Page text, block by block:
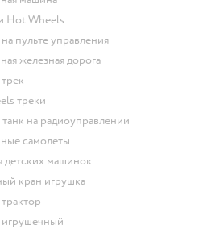
Hot Wheels
пульте управления
железная дорога
трек
треки
танк на радиоуправлении
самолеты
детских машинок
кран игрушка
трактор
игрушечный